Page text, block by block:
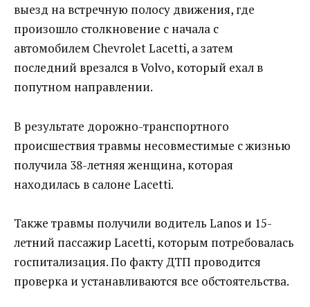
выезд на встречную полосу движения, где
произошло столкновение с начала с
автомобилем Chevrolet Lacetti, а затем
последний врезался в Volvo, который ехал в
попутном направлении.
В результате дорожно-транспортного
происшествия травмы несовместимые с жизнью
получила 38-летняя женщина, которая
находилась в салоне Lacetti.
Также травмы получили водитель Lanos и 15-
летний пассажир Lacetti, которым потребовалась
госпитализация. По факту ДТП проводится
проверка и устанавливаются все обстоятельства.